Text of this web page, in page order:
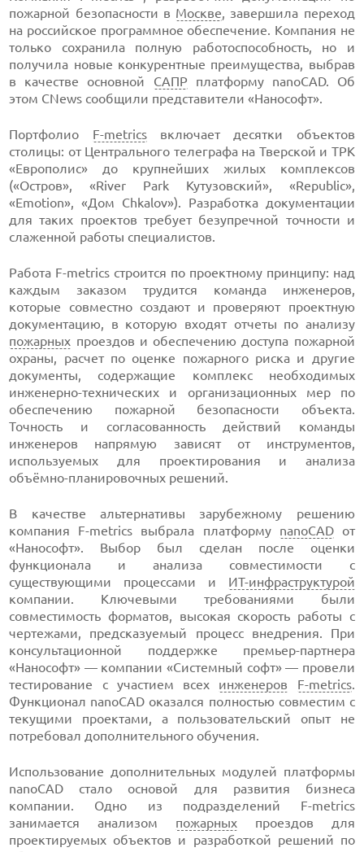
пожарной безопасности в Москве, завершила переход
на российское программное обеспечение. Компания не
только сохранила полную работоспособность, но и
получила новые конкурентные преимущества, выбрав
в качестве основной САПР платформу nanoCAD. Об
этом CNews сообщили представители «Нанософт».
Портфолио F-metricsвключает десятки объектов
столицы: от Центрального телеграфа на Тверской и ТРК
«Европолис» до крупнейших жилых комплексов
(«Остров», «River Park Кутузовский», «Republic»,
«Emotion», «Дом Chkalov»). Разработка документации
для таких проектов требует безупречной точности и
слаженной работы специалистов.
Работа F-metrics строится по проектному принципу: над
каждым заказом трудится команда инженеров,
которые совместно создают и проверяют проектную
документацию, в которую входят отчеты по анализу
пожарных проездов и обеспечению доступа пожарной
охраны, расчет по оценке пожарного риска и другие
документы, содержащие комплекс необходимых
инженерно-технических и организационных мер по
обеспечению пожарной безопасности объекта.
Точность и согласованность действий команды
инженеров напрямую зависят от инструментов,
используемых для проектирования и анализа
объёмно-планировочных решений.
В качестве альтернативы зарубежному решению
компания F-metrics выбрала платформу nanoCADот
«Нанософт». Выбор был сделан после оценки
функционала и анализа совместимости с
существующими процессами и ИТ-инфраструктурой
компании. Ключевыми требованиями были
совместимость форматов, высокая скорость работы с
чертежами, предсказуемый процесс внедрения. При
консультационной поддержке премьер-партнера
«Нанософт» — компании «Системный софт» — провели
тестирование с участием всех инженеров F-metrics.
Функционал nanoCAD оказался полностью совместим с
текущими проектами, а пользовательский опыт не
потребовал дополнительного обучения.
Использование дополнительных модулей платформы
nanoCAD стало основой для развития бизнеса
компании. Одно из подразделений F-metrics
занимается анализом пожарных проездов для
проектируемых объектов и разработкой решений по